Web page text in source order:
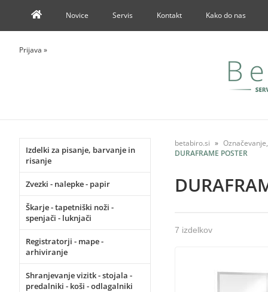
Novice Servis Kontakt Kako do nas
Prijava »
Izdelki za pisanje, barvanje in
risanje
Zvezki - nalepke - papir
Škarje - tapetniški noži -
spenjači - luknjači
Registratorji - mape -
arhiviranje
Shranjevanje vizitk - stojala -
predalniki - koši - odlagalniki
betabiro.si
DURAFRAME POSTER
7 izdelkov